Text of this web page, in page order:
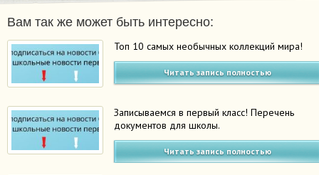
Вам так же может быть интересно:
Топ 10 самых необычных коллекций мира!
Читать запись полностью
Записываемся в первый класс! Перечень
документов для школы.
Читать запись полностью